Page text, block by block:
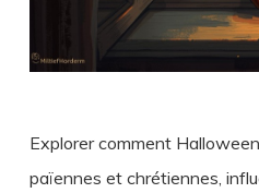
Explorer comment
païennes et chrétiennes,